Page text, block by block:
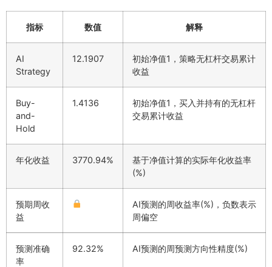
指标 数值 解释
AI
Strategy
12.1907
初始净值1，策略无杠杆交易累计
收益
Buy-
and-
Hold
1.4136
初始净值1，买入并持有的无杠杆
交易累计收益
年化收益 3770.94%
基于净值计算的实际年化收益率
(%)
预期周收
益
AI预测的周收益率(%)，负数表示
周偏空
预测准确
率
92.32% AI预测的周预测方向性精度(%)